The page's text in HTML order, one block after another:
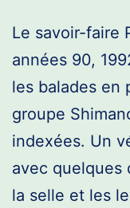
Le savoir-faire
années 90,
les balades en
groupe
indexées. Un
avec quelques
la selle et les